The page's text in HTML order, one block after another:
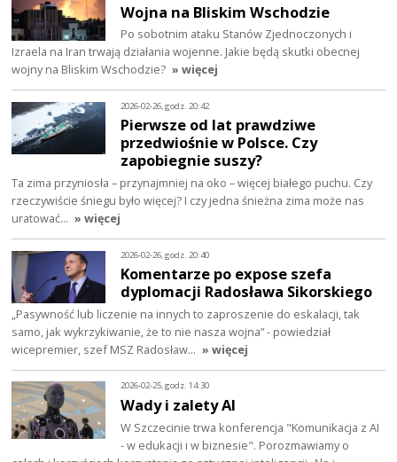
Wojna na Bliskim Wschodzie
Po sobotnim ataku Stanów Zjednoczonych i
Izraela na Iran trwają działania wojenne. Jakie będą skutki obecnej
wojny na Bliskim Wschodzie? » więcej
2026-02-26, godz. 20:42
Pierwsze od lat prawdziwe
przedwiośnie w Polsce. Czy
zapobiegnie suszy?
Ta zima przyniosła – przynajmniej na oko – więcej białego puchu. Czy
rzeczywiście śniegu było więcej? I czy jedna śnieżna zima może nas
uratować… » więcej
2026-02-26, godz. 20:40
Komentarze po expose szefa
dyplomacji Radosława Sikorskiego
„Pasywność lub liczenie na innych to zaproszenie do eskalacji, tak
samo, jak wykrzykiwanie, że to nie nasza wojna” - powiedział
wicepremier, szef MSZ Radosław… » więcej
2026-02-25, godz. 14:30
Wady i zalety AI
W Szczecinie trwa konferencja "Komunikacja z AI
- w edukacji i w biznesie". Porozmawiamy o